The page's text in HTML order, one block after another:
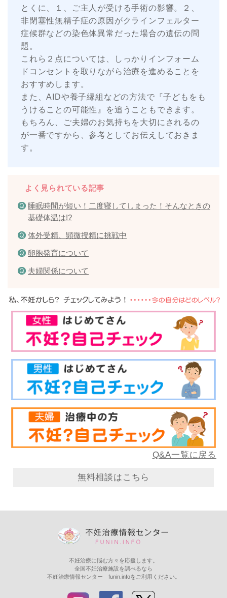
とくに、１、ご主人が受ける手術の影響。２、
非閉塞性無精子症の原因がクラインフェルター
症候群などの染色体異常だった場合の遺伝の問
題。
これら２点については、しっかりインフォーム
ドコンセントを取りながら治療を進めることを
おすすめします。
また、AIDや養子縁組などの方法で『子どもをも
うけることの可能性』を追うこともできます。
もちろん、ご夫婦のお気持ちを大切にされるの
が一番ですから、参考としてお伝えしておきま
す。
よく見られている記事
睡眠時間が短い！二度寝してしまった！そんなときの
基礎体温は!?
体外受精、顕微授精に挑戦中
卵胞発育について
夫婦関係について
Q&A一覧に戻る
無料相談はこちら
不妊治療に悩む方々を応援します。
全国不妊治療施設を調べるなら
不妊治療情報センター funin.infoをご利用ください。